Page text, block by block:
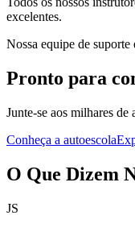
excelentes.
Nossa equipe de
Pronto para
Junte-se aos milhares
Conheça a autoescola
O Que Dizem
JS